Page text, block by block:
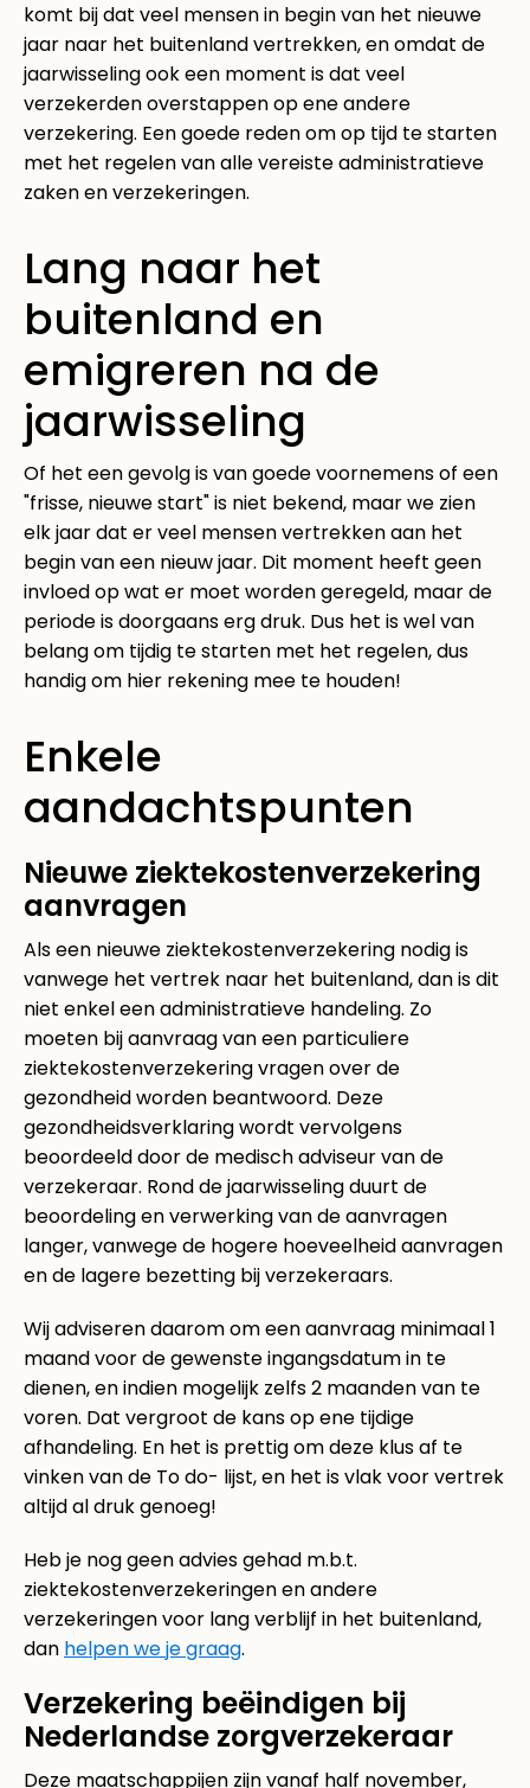
komt bij dat veel mensen in begin van het nieuwe
jaar naar het buitenland vertrekken, en omdat de
jaarwisseling ook een moment is dat veel
verzekerden overstappen op ene andere
verzekering. Een goede reden om op tijd te starten
met het regelen van alle vereiste administratieve
zaken en verzekeringen.
Lang naar het
buitenland en
emigreren na de
jaarwisseling
Of het een gevolg is van goede voornemens of een
"frisse, nieuwe start" is niet bekend, maar we zien
elk jaar dat er veel mensen vertrekken aan het
begin van een nieuw jaar. Dit moment heeft geen
invloed op wat er moet worden geregeld, maar de
periode is doorgaans erg druk. Dus het is wel van
belang om tijdig te starten met het regelen, dus
handig om hier rekening mee te houden!
Enkele
aandachtspunten
Nieuwe ziektekostenverzekering
aanvragen
Als een nieuwe ziektekostenverzekering nodig is
vanwege het vertrek naar het buitenland, dan is dit
niet enkel een administratieve handeling. Zo
moeten bij aanvraag van een particuliere
ziektekostenverzekering vragen over de
gezondheid worden beantwoord. Deze
gezondheidsverklaring wordt vervolgens
beoordeeld door de medisch adviseur van de
verzekeraar. Rond de jaarwisseling duurt de
beoordeling en verwerking van de aanvragen
langer, vanwege de hogere hoeveelheid aanvragen
en de lagere bezetting bij verzekeraars.
Wij adviseren daarom om een aanvraag minimaal 1
maand voor de gewenste ingangsdatum in te
dienen, en indien mogelijk zelfs 2 maanden van te
voren. Dat vergroot de kans op ene tijdige
afhandeling. En het is prettig om deze klus af te
vinken van de To do- lijst, en het is vlak voor vertrek
altijd al druk genoeg!
Heb je nog geen advies gehad m.b.t.
ziektekostenverzekeringen en andere
verzekeringen voor lang verblijf in het buitenland,
dan helpen we je graag.
Verzekering beëindigen bij
Nederlandse zorgverzekeraar
Deze maatschappijen zijn vanaf half november,